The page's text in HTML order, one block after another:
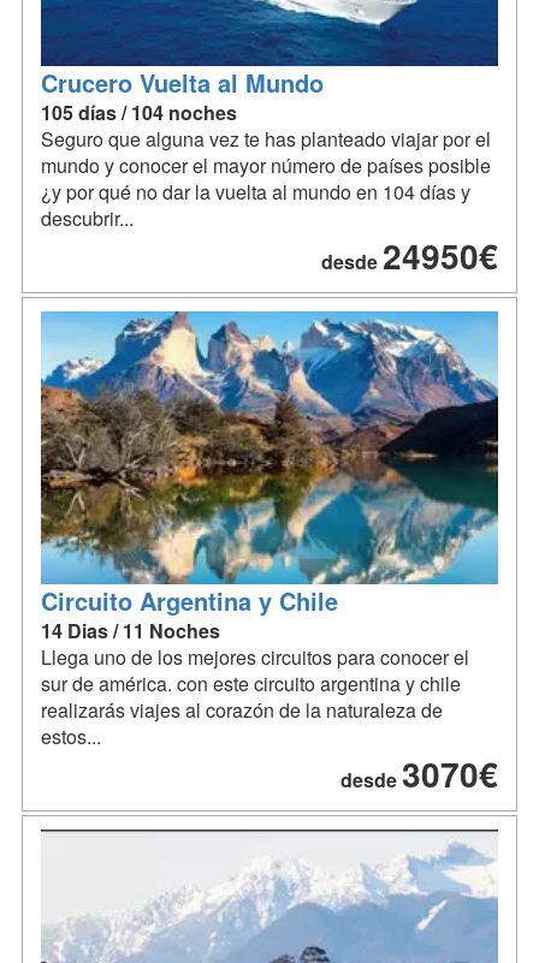
Crucero Vuelta al Mundo
105 días / 104 noches
Seguro que alguna vez te has planteado viajar por el
mundo y conocer el mayor número de países posible
¿y por qué no dar la vuelta al mundo en 104 días y
descubrir...
desde 24950€
Circuito Argentina y Chile
14 Dias / 11 Noches
Llega uno de los mejores circuitos para conocer el
sur de américa. con este circuito argentina y chile
realizarás viajes al corazón de la naturaleza de
estos...
desde 3070€